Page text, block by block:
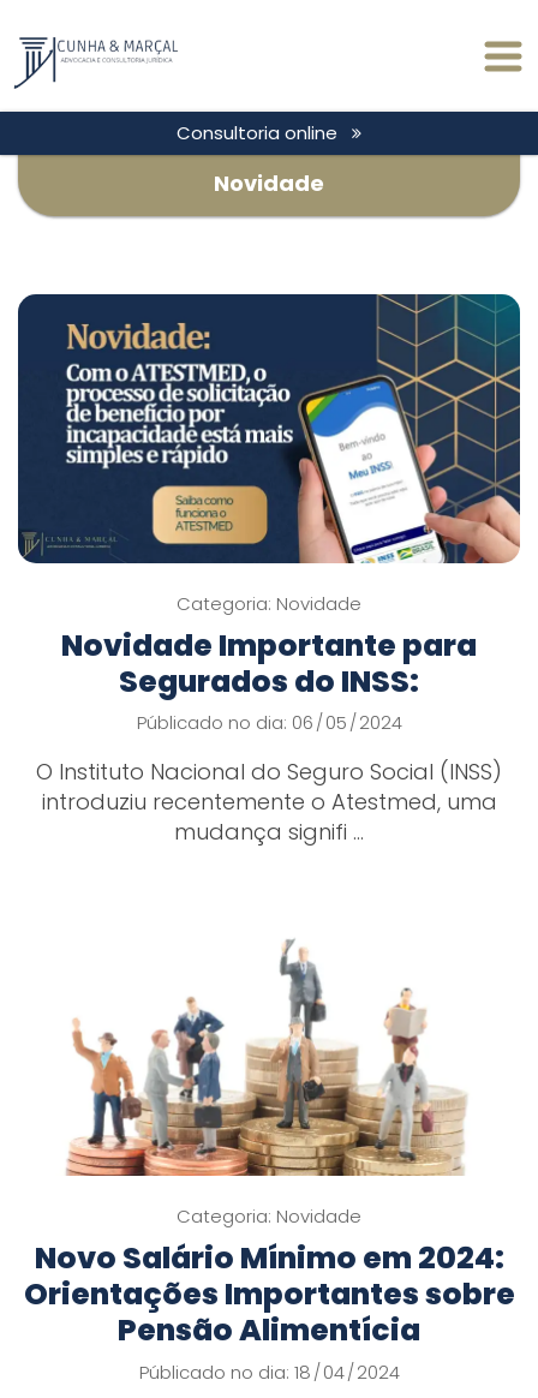
Consultoria online
Novidade
Categoria: Novidade
Novidade Importante para
Segurados do INSS:
Públicado no dia: 06 / 05 / 2024
O Instituto Nacional do Seguro Social (INSS)
introduziu recentemente o Atestmed, uma
mudança signifi ...
Categoria: Novidade
Novo Salário Mínimo em 2024:
Orientações Importantes sobre
Pensão Alimentícia
Públicado no dia: 18 / 04/ 2024